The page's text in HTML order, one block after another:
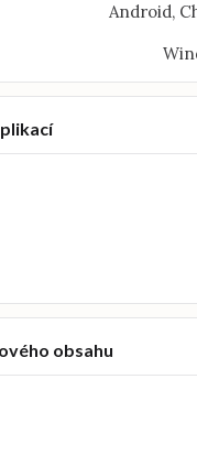
Android,
obsahu